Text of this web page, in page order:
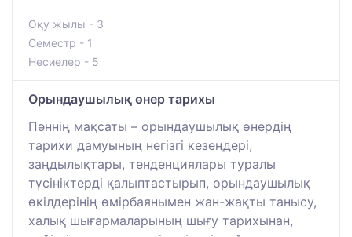
Оқу жылы - 3
Семестр - 1
Несиелер - 5
Орындаушылық өнер тарихы
Пәннің мақсаты – орындаушылық өнердің
тарихи дамуының негізгі кезеңдері,
заңдылықтары, тенденциялары туралы
түсініктерді қалыптастырып, орындаушылық
өкілдерінің өмірбаянымен жан-жақты танысу,
халық шығармаларының шығу тарихынан,